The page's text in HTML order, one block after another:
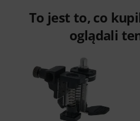
To jest to, co
oglądali